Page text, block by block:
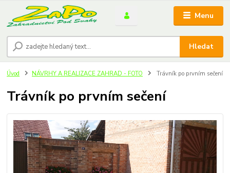
Menu
Hledat
Úvod NÁVRHY A REALIZACE ZAHRAD - FOTO Trávník po prvním sečení
Trávník po prvním sečení